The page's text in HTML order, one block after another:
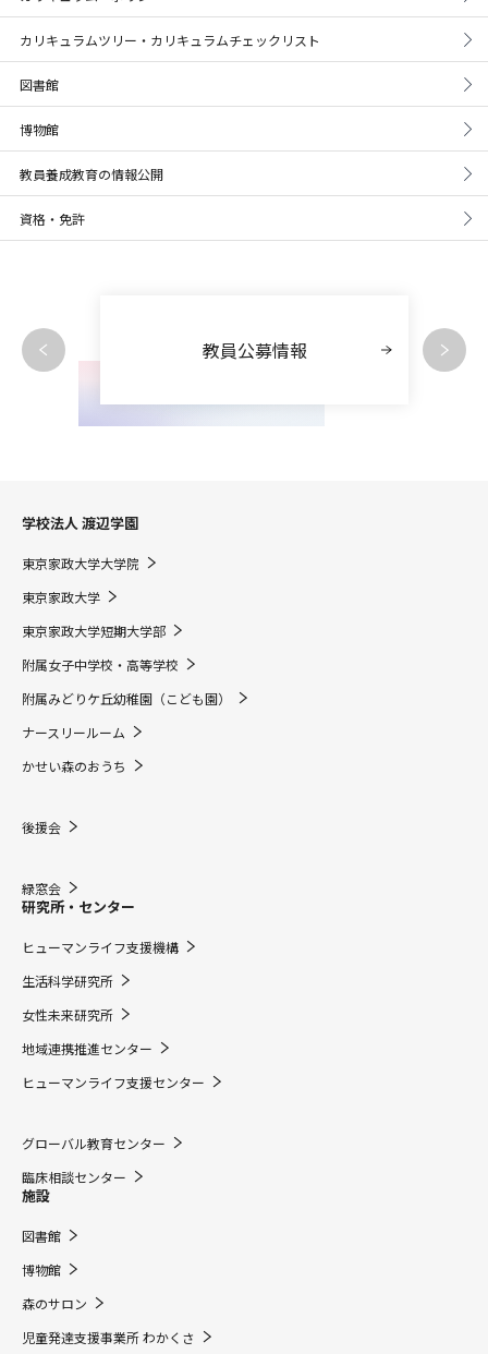
カリキュラムツリー・カリキュラムチェックリスト
図書館
博物館
教員養成教育の情報公開
資格・免許
教員公募情報
学校法人 渡辺学園
東京家政大学大学院
東京家政大学
東京家政大学短期大学部
附属女子中学校・高等学校
附属みどりケ丘幼稚園（こども園）
ナースリールーム
かせい森のおうち
後援会
緑窓会
研究所・センター
ヒューマンライフ支援機構
生活科学研究所
女性未来研究所
地域連携推進センター
ヒューマンライフ支援センター
グローバル教育センター
臨床相談センター
施設
図書館
博物館
森のサロン
児童発達支援事業所 わかくさ